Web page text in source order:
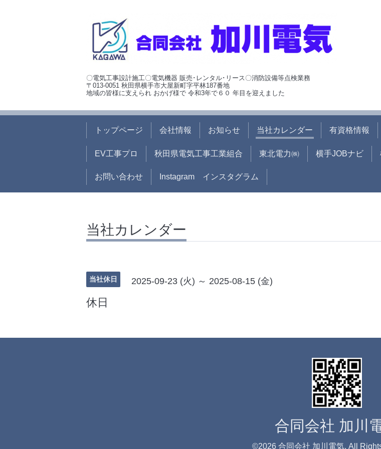
〇電気工事設計施工〇電気機器 販売･レンタル･リース〇消防設備等点検業務
〒013-0051 秋田県横手市大屋新町字平林187番地
地域の皆様に支えられ おかげ様で 令和3年で６０ 年目を迎えました
トップページ 会社情報 お知らせ 当社カレンダー 有資格情報
EV工事プロ 秋田県電気工事工業組合 東北電力㈱ 横手JOBナビ
お問い合わせ Instagram インスタグラム
当社カレンダー
当社休日 2025-09-23 (火) ～ 2025-08-15 (金)
休日
合同会社 加川
©2026 合同会社 加川電気. All